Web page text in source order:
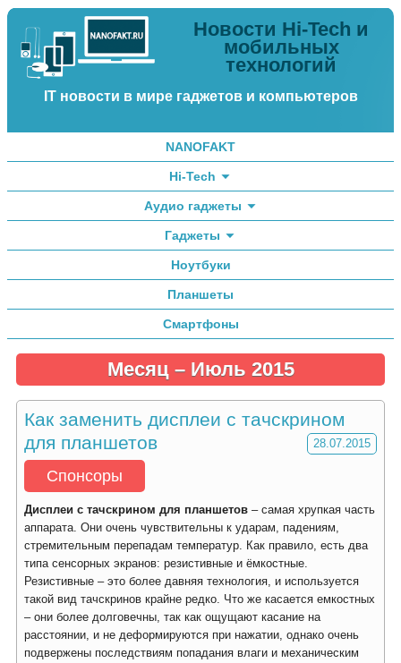
Новости Hi-Tech и
мобильных
технологий
IT новости в мире гаджетов и компьютеров
NANOFAKT
Hi-Tech
Аудио гаджеты
Гаджеты
Ноутбуки
Планшеты
Смартфоны
Месяц – Июль 2015
Как заменить дисплеи с тачскрином
для планшетов
28.07.2015
Спонсоры
Дисплеи с тачскрином для планшетов – самая хрупкая часть
аппарата. Они очень чувствительны к ударам, падениям,
стремительным перепадам температур. Как правило, есть два
типа сенсорных экранов: резистивные и ёмкостные.
Резистивные – это более давняя технология, и используется
такой вид тачскринов крайне редко. Что же касается емкостных
– они более долговечны, так как ощущают касание на
расстоянии, и не деформируются при нажатии, однако очень
подвержены последствиям попадания влаги и механическим